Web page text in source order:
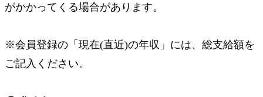
がかかってくる場合があります。
※会員登録の「現在(直近)の年収」には、総支給額を
ご記入ください。